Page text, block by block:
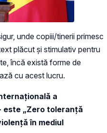
unde copiii/tinerii primesc
plăcut și stimulativ pentru
încă există forme de
cu acest lucru.
a
este „Zero toleranță
în mediul